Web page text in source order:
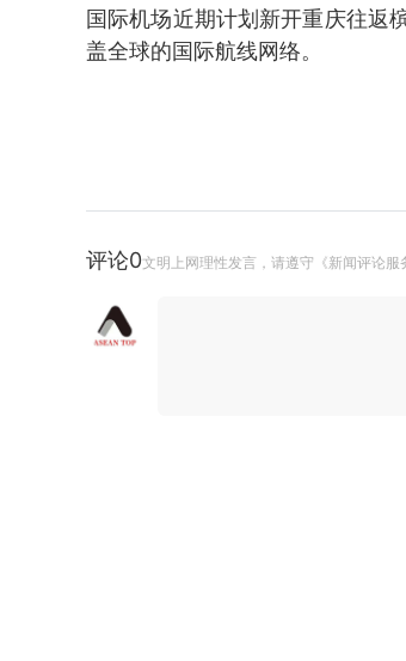
国际机场近期计划新开重庆往返
盖全球的国际航线网络。
评论0文明上网理性发言，请遵守《新闻评论服